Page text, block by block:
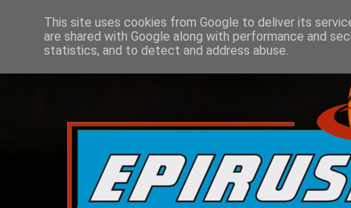
This site uses cookies from Google to deliver its
are shared with Google along with performance and
statistics, and to detect and address abuse.